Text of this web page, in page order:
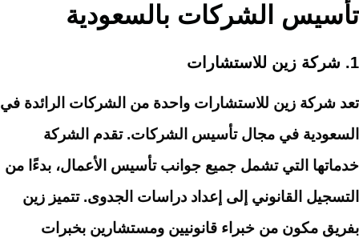
تأسيس الشركات بالسعودية
1. شركة زين للاستشارات
تعد شركة زين للاستشارات واحدة من الشركات الرائدة في
السعودية في مجال تأسيس الشركات. تقدم الشركة
خدماتها التي تشمل جميع جوانب تأسيس الأعمال، بدءًا من
التسجيل القانوني إلى إعداد دراسات الجدوى. تتميز زين
بفريق مكون من خبراء قانونيين ومستشارين بخبرات